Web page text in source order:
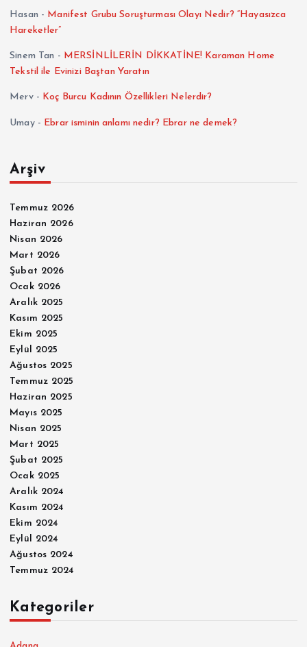
Hasan - Manifest Grubu Soruşturması Olayı Nedir? “Hayasızca
Hareketler”
Sinem Tan - MERSİNLİLERİN DİKKATİNE! Karaman Home
Tekstil ile Evinizi Baştan Yaratın
Merv- Koç Burcu Kadının Özellikleri Nelerdir?
Umay- Ebrar isminin anlamı nedir? Ebrar ne demek?
Arşiv
Temmuz 2026
Haziran 2026
Nisan 2026
Mart 2026
Şubat 2026
Ocak 2026
Aralık 2025
Kasım 2025
Ekim 2025
Eylül 2025
Ağustos 2025
Temmuz 2025
Haziran 2025
Mayıs 2025
Nisan 2025
Mart 2025
Şubat 2025
Ocak 2025
Aralık 2024
Kasım 2024
Ekim 2024
Eylül 2024
Ağustos 2024
Temmuz 2024
Kategoriler